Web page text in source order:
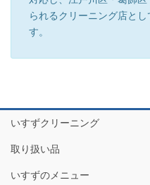
られるクリーニング店と
す。
いすずクリーニング
取り扱い品
いすずのメニュー